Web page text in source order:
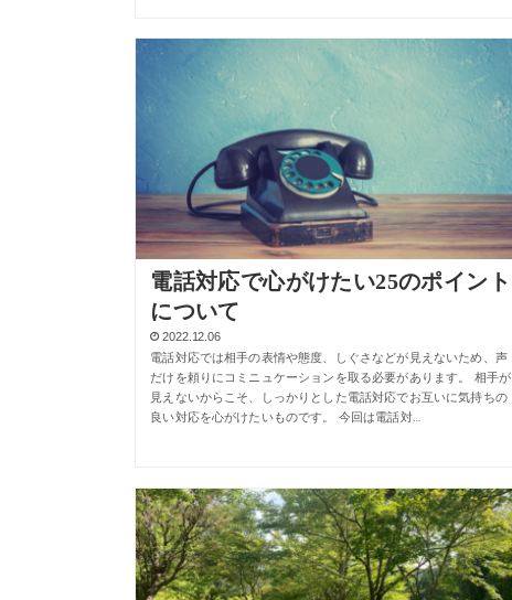
電話対応で心がけたい25のポイント
について
2022.12.06
電話対応では相手の表情や態度、しぐさなどが見えないため、声
だけを頼りにコミニュケーションを取る必要があります。 相手が
見えないからこそ、しっかりとした電話対応でお互いに気持ちの
良い対応を心がけたいものです。 今回は電話対…